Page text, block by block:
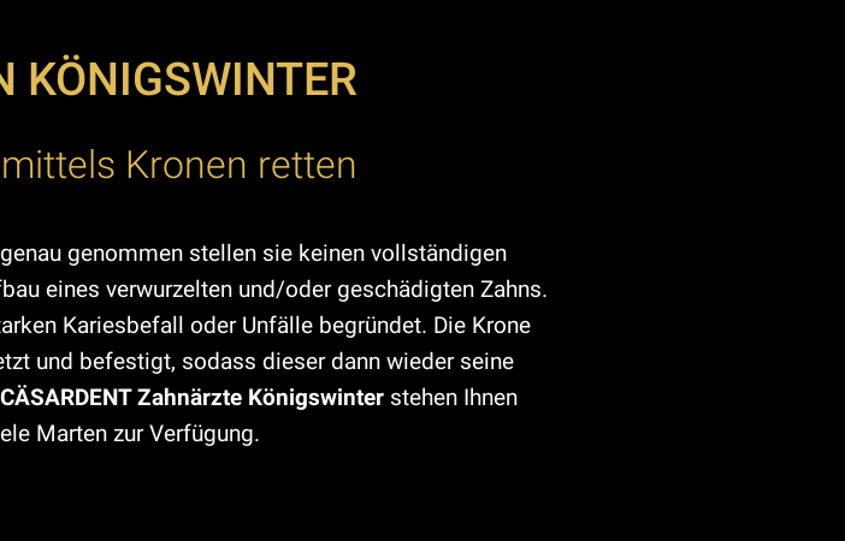
KÖNIGSWINTER
Kronen retten
genommen stellen sie keinen vollständigen
eines verwurzelten und/oder geschädigten Zahns.
Kariesbefall oder Unfälle begründet. Die Krone
und befestigt, sodass dieser dann wieder seine
CÄSARDENT Zahnärzte Königswinter stehen Ihnen
Marten zur Verfügung.